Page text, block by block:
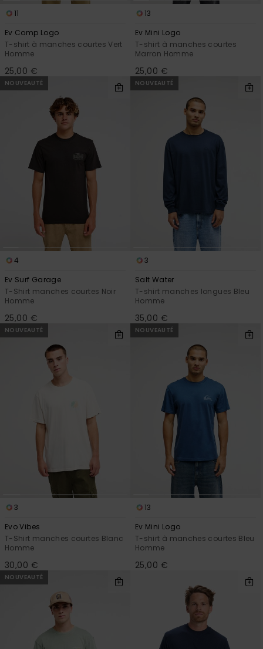
11
Ev Comp Logo
T-shirt à manches courtes Vert
Homme
25,00 €
13
Ev Mini Logo
T-shirt à manches courtes
Marron Homme
25,00 €
NOUVEAUTÉ
4
Ev Surf Garage
T-Shirt manches courtes Noir
Homme
25,00 €
NOUVEAUTÉ
3
Salt Water
T-shirt manches longues Bleu
Homme
35,00 €
NOUVEAUTÉ
3
Evo Vibes
T-Shirt manches courtes Blanc
Homme
30,00 €
NOUVEAUTÉ
13
Ev Mini Logo
T-shirt à manches courtes Bleu
Homme
25,00 €
NOUVEAUTÉ